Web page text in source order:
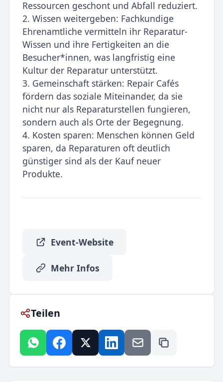
Ressourcen geschont und Abfall reduziert.
2. Wissen weitergeben: Fachkundige
Ehrenamtliche vermitteln ihr Reparatur-
Wissen und ihre Fertigkeiten an die
Besucher*innen, was langfristig eine
Kultur der Reparatur unterstützt.
3. Gemeinschaft stärken: Repair Cafés
fördern das soziale Miteinander, da sie
nicht nur als Reparaturstellen fungieren,
sondern auch als Orte der Begegnung.
4. Kosten sparen: Menschen können Geld
sparen, da Reparaturen oft deutlich
günstiger sind als der Kauf neuer
Produkte.
Event-Website
Mehr Infos
Teilen